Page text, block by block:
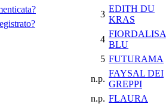
3
EDITH DU
KRAS
4
FIORDALISA
BLU
5 FUTURAMA
n.p.
FAYSAL DEI
GREPPI
n.p. FLAURA